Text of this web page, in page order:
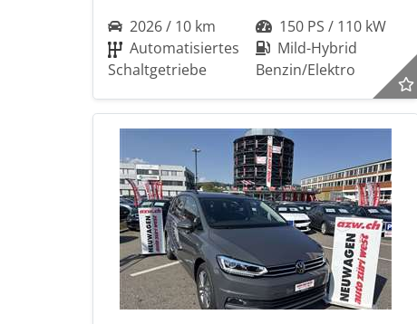
2026 / 10 km
150 PS / 110 kW
Automatisiertes
Schaltgetriebe
Mild-Hybrid
Benzin/Elektro